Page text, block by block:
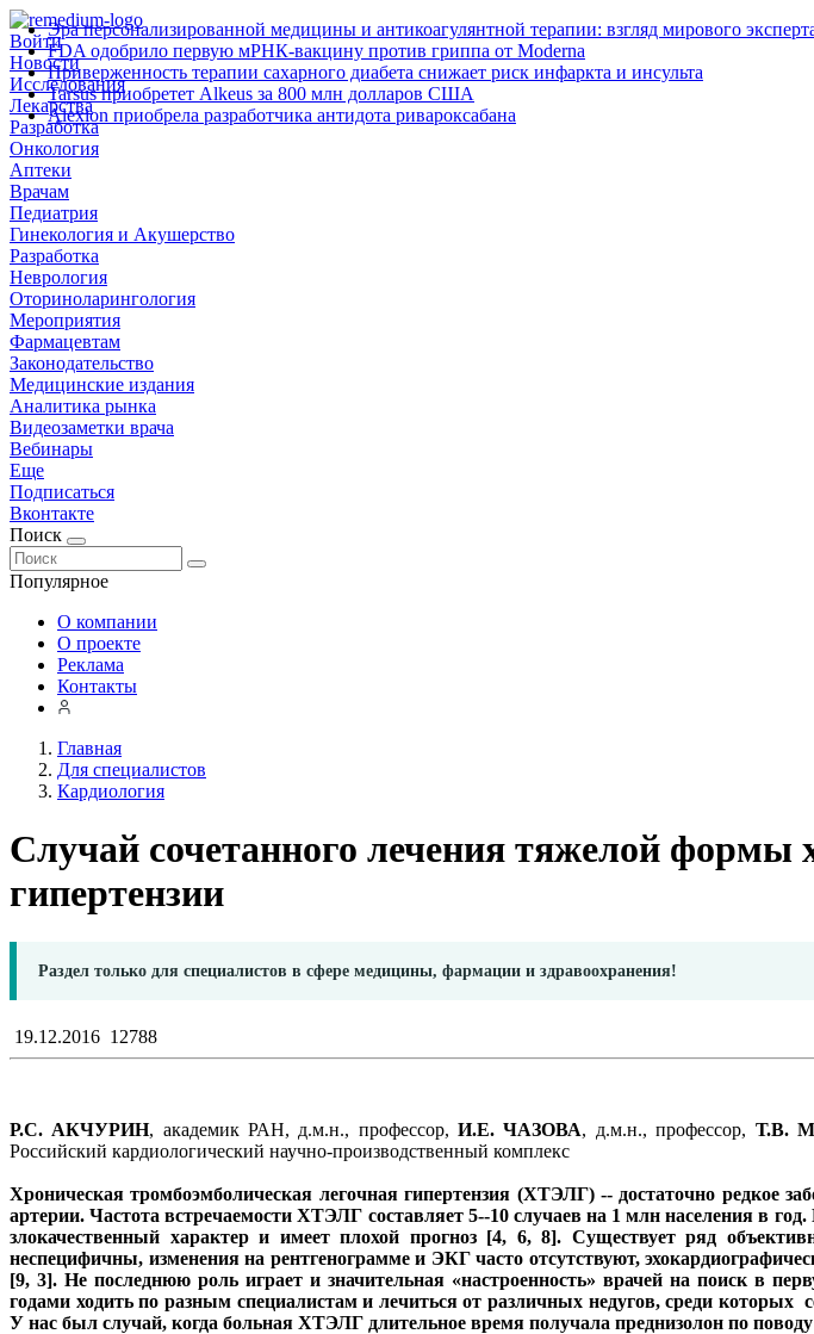
Войти
Новости
Исследования
Лекарства
Разработка
Онкология
Аптеки
Врачам
Педиатрия
Гинекология и Акушерство
Разработка
Неврология
Оториноларингология
Мероприятия
Фармацевтам
Законодательство
Медицинские издания
Аналитика рынка
Видеозаметки врача
Вебинары
Еще
Подписаться
Вконтакте
Поиск
Популярное
Эра персонализированной медицины и антикоагулянтной терапии: взгляд мирового
FDA одобрило первую мРНК‑вакцину против гриппа от Moderna
Приверженность терапии сахарного диабета снижает риск инфаркта и инсульта
Tarsus приобретет Alkeus за 800 млн долларов США
Alexion приобрела разработчика антидота ривароксабана
О компании
О проекте
Реклама
Контакты
Главная
Для специалистов
Кардиология
Случай сочетанного лечения тяжелой формы
гипертензии
Раздел только для специалистов в сфере медицины, фармации и здравоохранения!
19.12.2016 12788
Р.С. АКЧУРИН, академик РАН, д.м.н., профессор,И.Е. ЧАЗОВА, д.м.н., профессор, Т.В.
Российский кардиологический научно-производственный комплекс
Хроническая тромбоэмболическая легочная гипертензия (ХТЭЛГ) -- достаточно редкое
артерии. Частота встречаемости ХТЭЛГ составляет 5--10 случаев на 1 млн населения в
злокачественный характер и имеет плохой прогноз [4, 6, 8]. Существует ряд
неспецифичны, изменения на рентгенограмме и ЭКГ часто отсутствуют,
[9, 3]. Не последнюю роль играет и значительная «настроенность» врачей на поиск в
годами ходить по разным специалистам и лечиться от различных недугов, среди которых
У нас был случай, когда больная ХТЭЛГ длительное время получала преднизолон по